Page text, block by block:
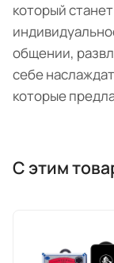
который
общении,
себе
которые
С этим